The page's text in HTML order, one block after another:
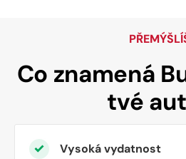
Co znamená
tvé
Vysoká vydatnost